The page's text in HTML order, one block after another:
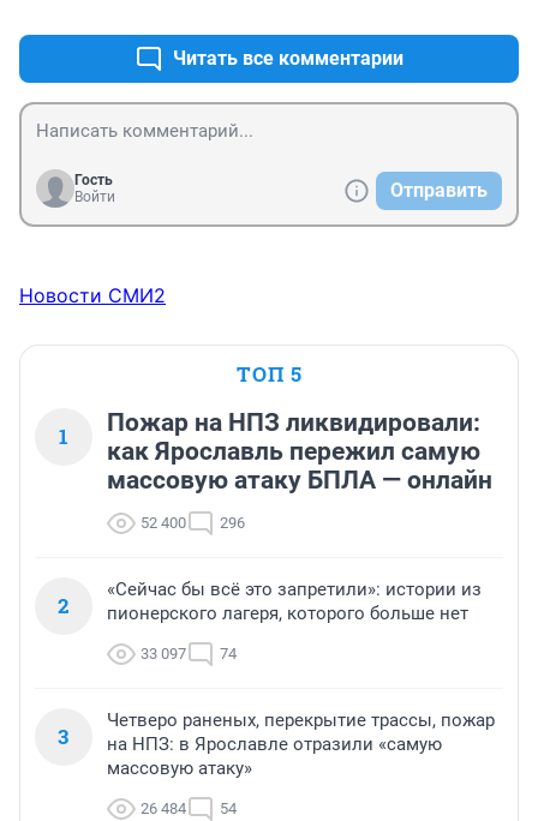
очередного мошенника.
Дурак 🧌 должен платить за свою тупость.
Читать все комментарии
Гость
Войти
Отправить
Новости СМИ2
ТОП 5
1
Пожар на НПЗ ликвидировали:
как Ярославль пережил самую
массовую атаку БПЛА — онлайн
52 400 296
2
«Сейчас бы всё это запретили»: истории из
пионерского лагеря, которого больше нет
33 097 74
3
Четверо раненых, перекрытие трассы, пожар
на НПЗ: в Ярославле отразили «самую
массовую атаку»
26 484 54